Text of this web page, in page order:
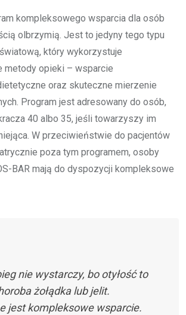
kompleksowego wsparcia dla osób
olbrzymią. Jest to jedyny tego typu
który wykorzystuje
metody opieki – wsparcie
oraz skuteczne mierzenie
Program jest adresowany do osób,
40 albo 35, jeśli towarzyszy im
W przeciwieństwie do pacjentów
poza tym programem, osoby
BAR mają do dyspozycji kompleksowe
nie wystarczy, bo otyłość to
żołądka lub jelit.
jest kompleksowe wsparcie.